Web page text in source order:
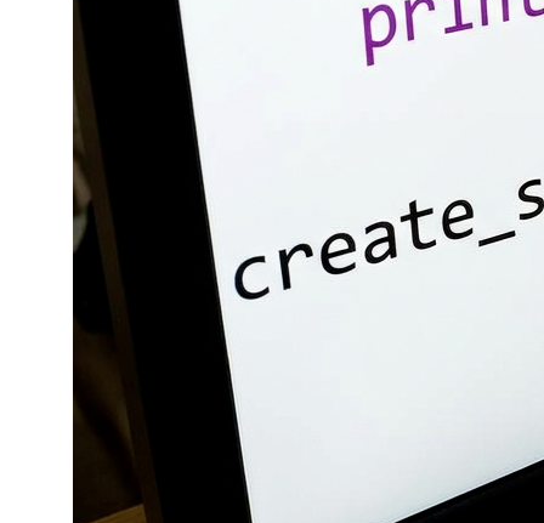
ОСТАВИТЬ ЗАЯВКУ
Подберём для вас подходящий
курс и программу или составим
индивидуальный план занятий
Программирование
- что это и зачем?
12
5
30
более
статей о
сфере IT
В нашем блоге вы можете найти
полезные статьи, связанные с темами
наших курсов, и изучать их
самостоятельно
ПОЛЕЗНЫЕ